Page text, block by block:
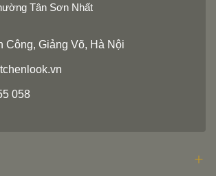
Tân Sơn Nhất
Công, Giảng Võ, Hà Nội
058